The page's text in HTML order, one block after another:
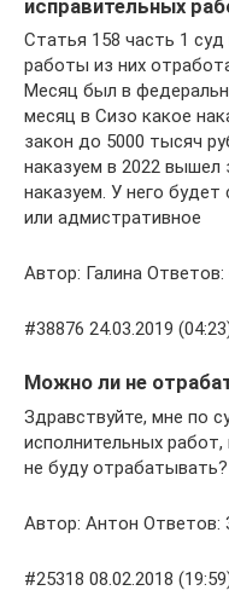
исправительных
Статья 158 часть 1 суд
работы из них
Месяц был в
месяц в Сизо какое
закон до 5000 тысяч
наказуем в 2022 вышел
наказуем. У него будет
или адмистративное
Автор: Галина
#38876 24.03.2019
Можно ли не
Здравствуйте, мне по
исполнительных
не буду отрабатывать?
Автор: Антон Ответов:
#25318 08.02.2018